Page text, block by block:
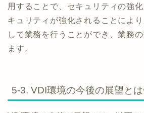
用することで、セキュリティの強
キュリティが強化されることによ
して業務を行うことができ、業務
ます。
5-3. VDI環境の今後の展望とは